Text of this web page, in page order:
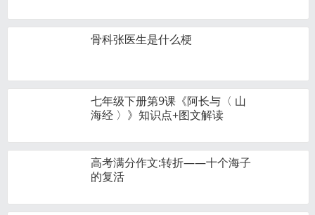
骨科张医生是什么梗
七年级下册第9课《阿长与〈 山
海经 〉》知识点+图文解读
高考满分作文:转折——十个海子
的复活